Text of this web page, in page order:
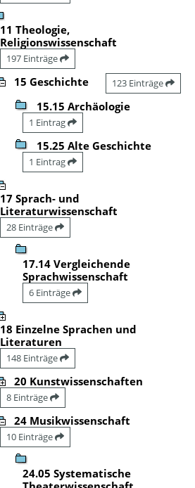
11 Theologie,
Religionswissenschaft
197 Einträge
15 Geschichte 123 Einträge
15.15 Archäologie
1 Eintrag
15.25 Alte Geschichte
1 Eintrag
17 Sprach- und
Literaturwissenschaft
28 Einträge
17.14 Vergleichende
Sprachwissenschaft
6 Einträge
18 Einzelne Sprachen und
Literaturen
148 Einträge
20 Kunstwissenschaften
8 Einträge
24 Musikwissenschaft
10 Einträge
24.05 Systematische